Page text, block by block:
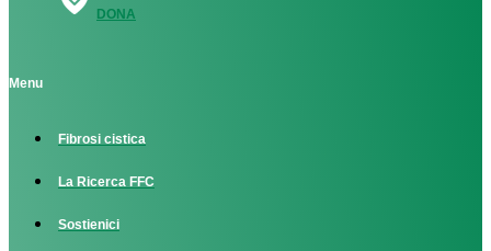
DONA
Menu
Fibrosi cistica
La Ricerca FFC
Sostienici